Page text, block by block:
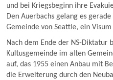
und bei Kriegsbeginn ihre
Den Auerbachs gelang es
Gemeinde von Seattle, ein
Nach dem Ende der NS-Diktatur
Kultusgemeinde im alten
auf, das 1955 einen Anbau mit
die Erweiterung durch den